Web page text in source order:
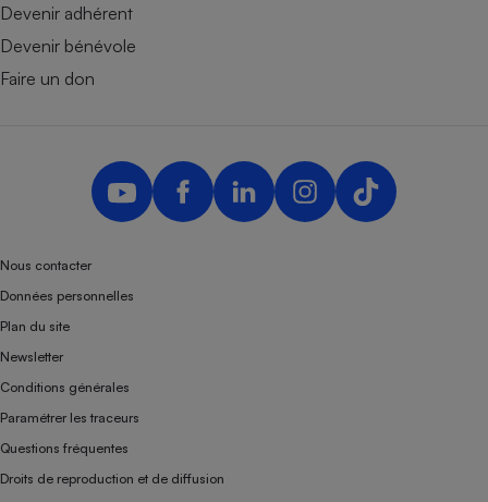
Devenir adhérent
Devenir bénévole
Faire un don
Nous contacter
Données personnelles
Plan du site
Newsletter
Conditions générales
Paramétrer les traceurs
Questions fréquentes
Droits de reproduction et de diffusion